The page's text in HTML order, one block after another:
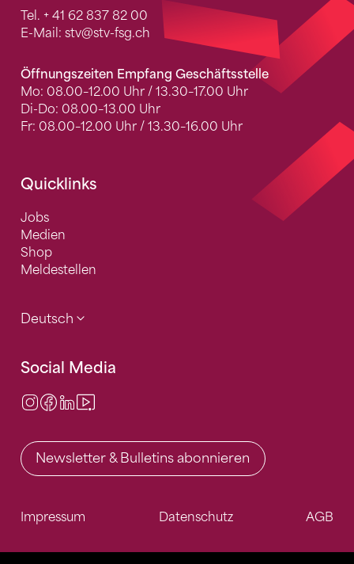
Tel. + 41 62 837 82 00
E-Mail: stv@stv-fsg.ch
Öffnungszeiten Empfang Geschäftsstelle
Mo: 08.00–12.00 Uhr / 13.30–17.00 Uhr
Di-Do: 08.00–13.00 Uhr
Fr: 08.00–12.00 Uhr / 13.30–16.00 Uhr
Quicklinks
Jobs
Medien
Shop
Meldestellen
Deutsch
Social Media
Instagram
Facebook
LinkedIn
Newsletter & Bulletins abonnieren
Impressum Datenschutz AGB